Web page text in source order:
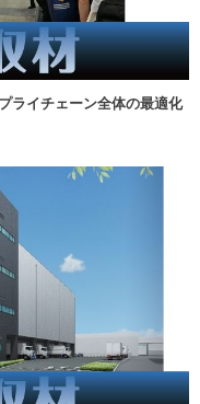
ライチェーン全体の最適化